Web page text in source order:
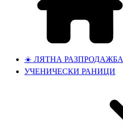
☀️ ЛЯТНА РАЗПРОДАЖБА
УЧЕНИЧЕСКИ РАНИЦИ